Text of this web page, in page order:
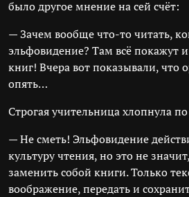
было другое мнение на сей счёт:
— Зачем вообще что-то читать,
эльфовидение? Там всё покажут
книг! Вчера вот показывали, что
опять…
Строгая учительница хлопнула по
— Не сметь! Эльфовидение
культуру чтения, но это не
заменить собой книги. Только
воображение, передать и